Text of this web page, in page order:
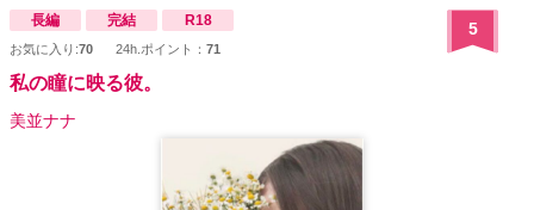
（22歳）、愛美（23歳）の二人の養女を育て、彼女らに決して不自
由をさせまいという志をもって経営という仕事に携わっています。
二人の養女はそんな容子を命の恩人として敬愛し、生涯をかけて傍
にいて使える事を心に決め、身も心も容子に差し出しあらゆる奉仕
でいるのでした。 美咲をめぐる冴子＆容子のエッチなバトルが始ま
ってしまうのか？ 美咲は無事に冴子との恋を守り切れるのか？ ファ
ンタジック上等、年の差＆熟女百合の濃厚エロストーリーをお楽し
長編 完結 R18
お気に入り:70 24h.ポイント： 71
5
私の瞳に映る彼。
美並ナナ